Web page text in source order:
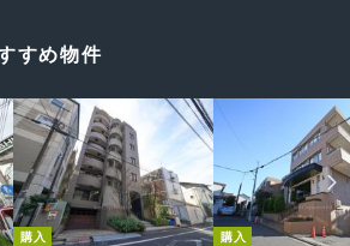
すめ物件
購入 購入